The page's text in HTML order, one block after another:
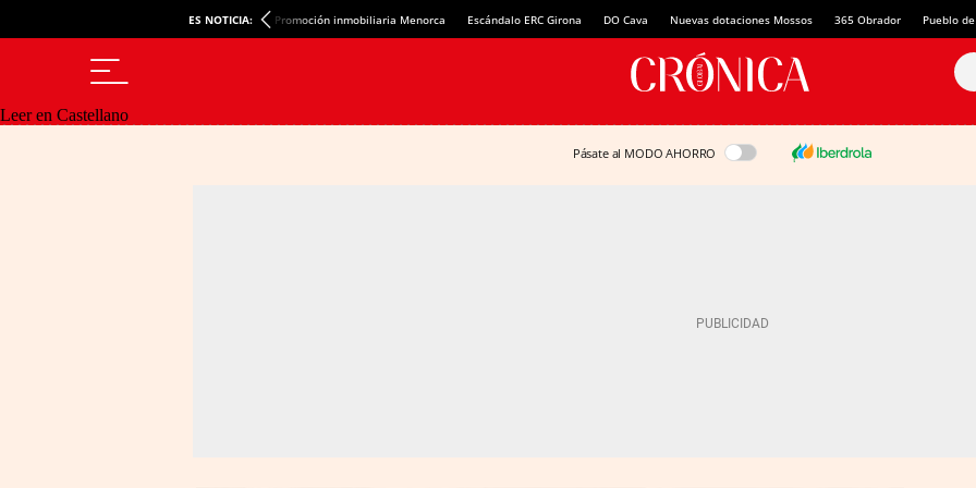
ES NOTICIA: Promoción inmobiliaria Menorca Escándalo ERC Girona DO Cava Nuevas dotaciones Mossos 365 Obrador Pueblo
Leer en Castellano
Pásate al MODO AHORRO